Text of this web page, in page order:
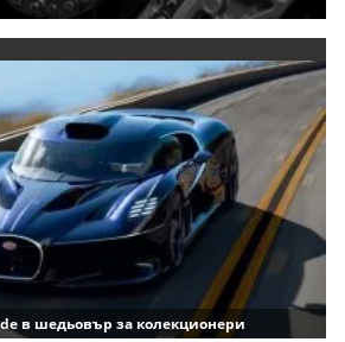
в шедьовър за колекционери